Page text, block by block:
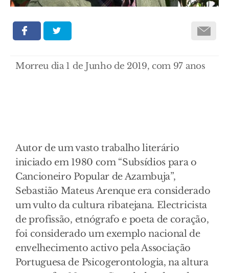
Morreu dia 1 de Junho de 2019, com 97 anos
Autor de um vasto trabalho literário
iniciado em 1980 com “Subsídios para o
Cancioneiro Popular de Azambuja”,
Sebastião Mateus Arenque era considerado
um vulto da cultura ribatejana. Electricista
de profissão, etnógrafo e poeta de coração,
foi considerado um exemplo nacional de
envelhecimento activo pela Associação
Portuguesa de Psicogerontologia, na altura